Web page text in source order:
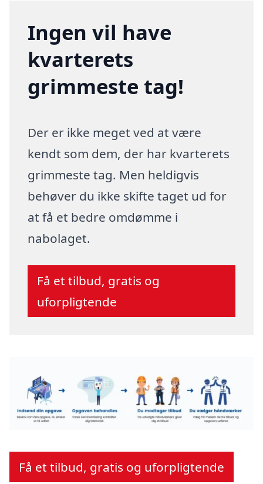
Ingen vil have
kvarterets
grimmeste tag!
Der er ikke meget ved at være
kendt som dem, der har kvarterets
grimmeste tag. Men heldigvis
behøver du ikke skifte taget ud for
at få et bedre omdømme i
nabolaget.
Få et tilbud, gratis og
uforpligtende
Få et tilbud, gratis og uforpligtende